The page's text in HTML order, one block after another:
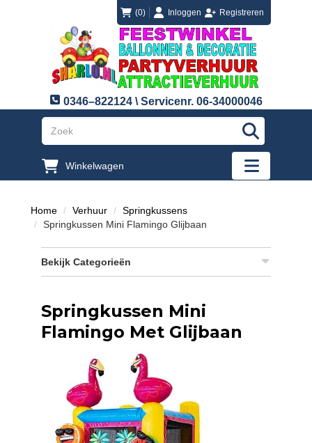
(0) loginInloggen
registreren Registreren
0346–822124 \ Servicenr. 06-34000046
"Zoeken
Winkelwagen
"Toggle
Home Verhuur
Springkussens
Springkussen Mini Flamingo Glijbaan
Bekijk Categorieën
Springkussen Mini
Flamingo Met Glijbaan